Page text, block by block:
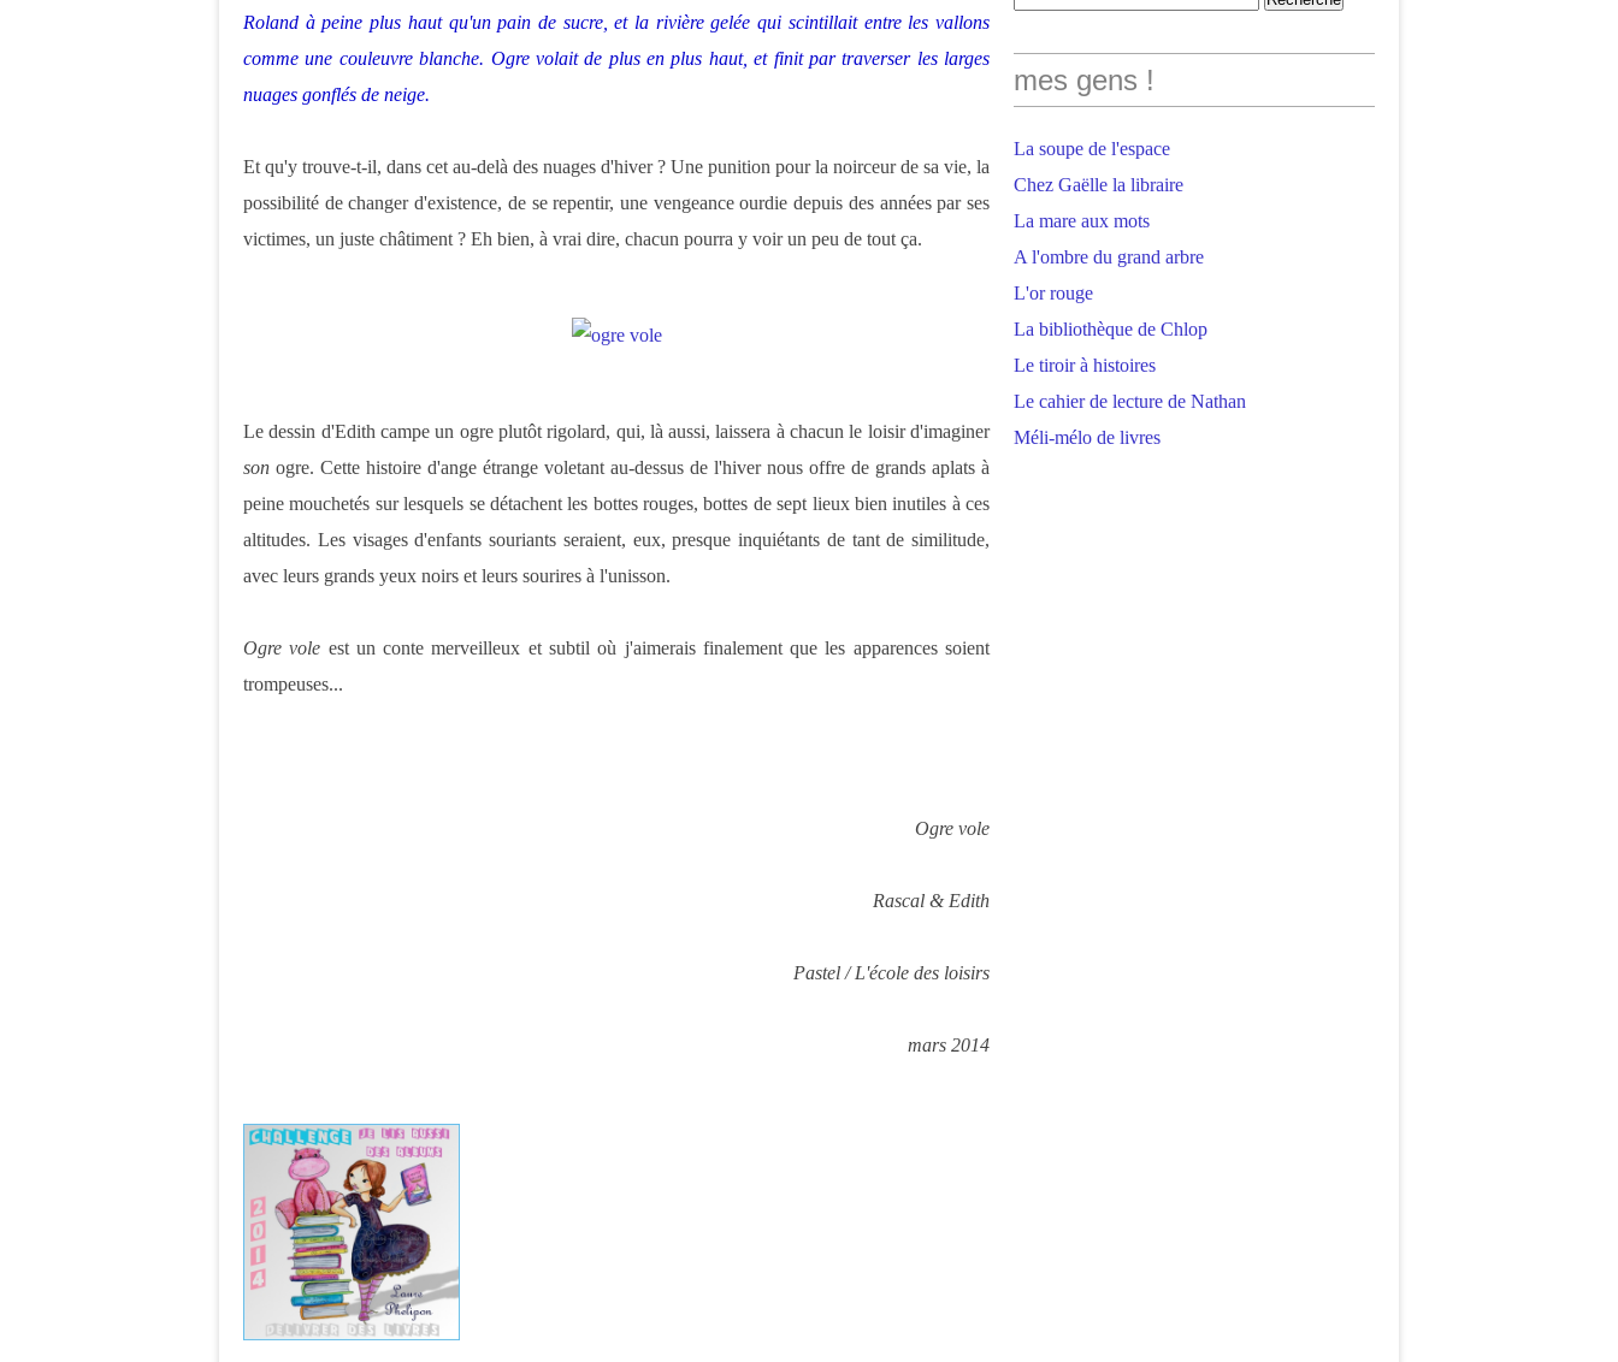
Roland à peine plus haut qu'un pain de sucre, et la rivière gelée qui scintillait entre les vallons
comme une couleuvre blanche. Ogre volait de plus en plus haut, et finit par traverser les larges
nuages gonflés de neige.
Et qu'y trouve-t-il, dans cet au-delà des nuages d'hiver ? Une punition pour la noirceur de sa vie, la
possibilité de changer d'existence, de se repentir, une vengeance ourdie depuis des années par ses
victimes, un juste châtiment ? Eh bien, à vrai dire, chacun pourra y voir un peu de tout ça.
Le dessin d'Edith campe un ogre plutôt rigolard, qui, là aussi, laissera à chacun le loisir d'imaginer
son ogre. Cette histoire d'ange étrange voletant au-dessus de l'hiver nous offre de grands aplats à
peine mouchetés sur lesquels se détachent les bottes rouges, bottes de sept lieux bien inutiles à ces
altitudes. Les visages d'enfants souriants seraient, eux, presque inquiétants de tant de similitude,
avec leurs grands yeux noirs et leurs sourires à l'unisson.
Ogre vole est un conte merveilleux et subtil où j'aimerais finalement que les apparences soient
trompeuses...
Ogre vole
Rascal & Edith
Pastel / L'école des loisirs
mars 2014
mes gens !
La soupe de l'espace
Chez Gaëlle la libraire
La mare aux mots
A l'ombre du grand arbre
L'or rouge
La bibliothèque de Chlop
Le tiroir à histoires
Le cahier de lecture de Nathan
Méli-mélo de livres